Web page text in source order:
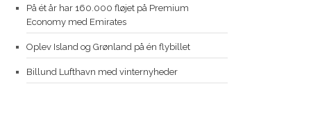
På ét år har 160.000 fløjet på Premium
Economy med Emirates
Oplev Island og Grønland på én flybillet
Billund Lufthavn med vinternyheder